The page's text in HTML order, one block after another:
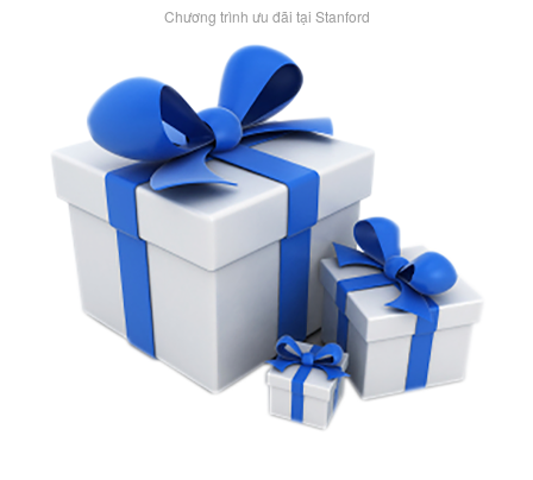
Chương trình ưu đãi tại Stanford